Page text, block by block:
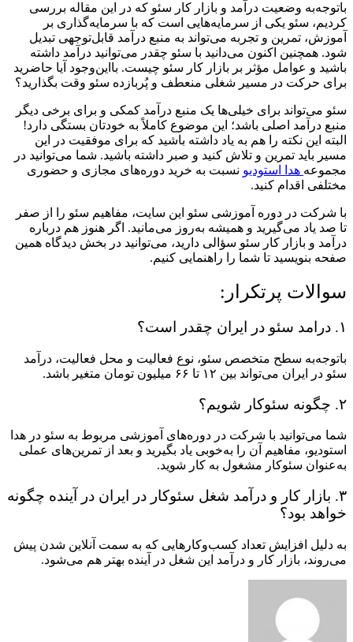
باتوجه‌به وضعیت درآمد و بازار کار سئو که در این مقاله بررسی
کردیم، سئو یکی از سرمایه‌هایی است که با سرمایه‌گذاری بر
آموزش، تمرین و تجربه می‌تواند به منبع درآمد قابل‌توجهی تبدیل
شود. همچنین اکنون می‌دانید با سئو چقدر می‌توانید درآمد داشته
باشید و عوامل مؤثر بر بازار کار سئو چیست. بااین‌وجود آیا حاضرید
برای حرکت در مسیر شغلی منعطف و پُربازده سئو وقت بگذارید؟
سئو می‌تواند برای خیلی‌ها یک منبع درآمد کمکی و برای برخی دیگر
منبع درآمد اصلی باشد؛ این موضوع کاملاً به خودتان بستگی دارد!
البته این نکته را هم به یاد داشته باشید که برای موفقیت در این
مسیر باید تمرین و تلاش کنید و صبر داشته باشید. شما می‌توانید در
مجموعه هدا استودیو نسبت به خرید دوره‌های مجازی و حضوری
مختلفی اقدام کنید.
با شرکت در دوره آموزشی سئو این سایت، مفاهیم سئو را از صفر
تا صد یاد می‌گیرید و همیشه به‌روز می‌مانید. اگر هنوز هم درباره
درآمد و بازار کار سئو سؤالی دارید، می‌توانید در بخش دیدگاه همین
صفحه بنویسید تا شما را راهنمایی کنیم.
سوالات پرتکرار:
۱. درامد سئو در ایران چقدر است؟
با‌توجه‌به سطح متخصص سئو، نوع فعالیت و محل فعالیت، درآمد
سئو در ایران می‌تواند بین ۱۲ تا ۶۶ میلیون تومان متغیر باشد.
۲. چگونه سئوکار شویم؟
شما می‌توانید با شرکت در دوره‌های آموزشی مربوط به سئو در هدا
استودیو، مفاهیم آن را به‌خوبی یاد بگیرید و بعد از تمرین‌های عملی
به‌عنوان سئوکار مشغول به کار شوید.
۳. بازار کار و درآمد شغل سئوکار در ایران در آینده چگونه
خواهد بود؟
به دلیل افزایش تعداد کسب‌وکارهایی که به سمت آنلاین شدن پیش
می‌روند، بازار کار و درآمد این شغل در آینده بهتر هم می‌شود.